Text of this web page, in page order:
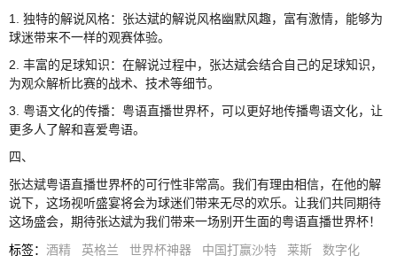
1. 独特的解说风格：张达斌的解说风格幽默风趣，富有激情，能够为
球迷带来不一样的观赛体验。
2. 丰富的足球知识：在解说过程中，张达斌会结合自己的足球知识，
为观众解析比赛的战术、技术等细节。
3. 粤语文化的传播：粤语直播世界杯，可以更好地传播粤语文化，让
更多人了解和喜爱粤语。
四、
张达斌粤语直播世界杯的可行性非常高。我们有理由相信，在他的解
说下，这场视听盛宴将会为球迷们带来无尽的欢乐。让我们共同期待
这场盛会，期待张达斌为我们带来一场别开生面的粤语直播世界杯！
标签： 酒精 英格兰 世界杯神器 中国打赢沙特 莱斯 数字化